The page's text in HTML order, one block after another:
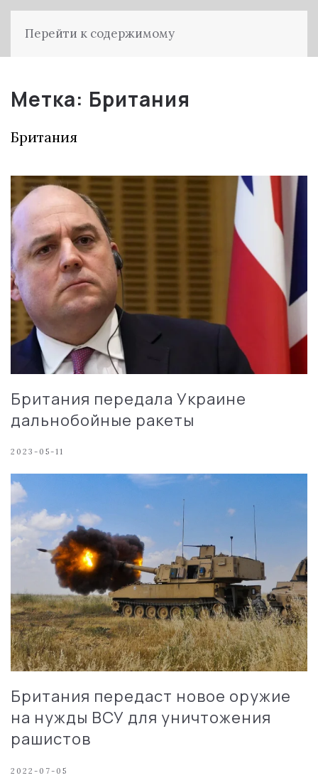
Перейти к содержимому
Метка: Британия
Британия
Британия передала Украине
дальнобойные ракеты
2023-05-11
Британия передаст новое оружие
на нужды ВСУ для уничтожения
рашистов
2022-07-05